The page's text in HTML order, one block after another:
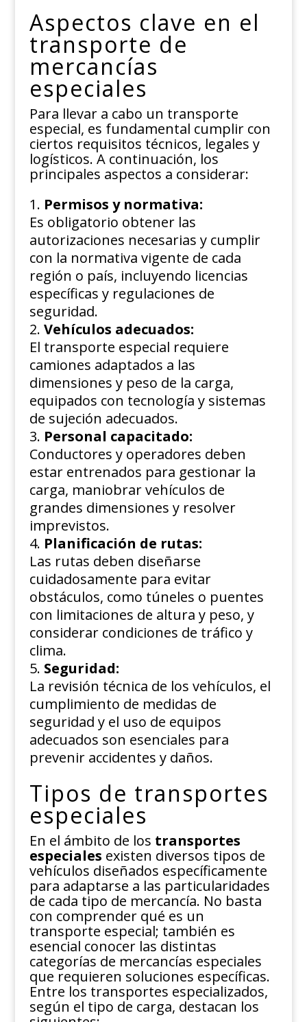
Aspectos clave en el
transporte de
mercancías
especiales
Para llevar a cabo un transporte
especial, es fundamental cumplir con
ciertos requisitos técnicos, legales y
logísticos. A continuación, los
principales aspectos a considerar:
Permisos y normativa:
Es obligatorio obtener las
autorizaciones necesarias y cumplir
con la normativa vigente de cada
región o país, incluyendo licencias
específicas y regulaciones de
seguridad.
Vehículos adecuados:
El transporte especial requiere
camiones adaptados a las
dimensiones y peso de la carga,
equipados con tecnología y sistemas
de sujeción adecuados.
Personal capacitado:
Conductores y operadores deben
estar entrenados para gestionar la
carga, maniobrar vehículos de
grandes dimensiones y resolver
imprevistos.
Planificación de rutas:
Las rutas deben diseñarse
cuidadosamente para evitar
obstáculos, como túneles o puentes
con limitaciones de altura y peso, y
considerar condiciones de tráfico y
clima.
Seguridad:
La revisión técnica de los vehículos, el
cumplimiento de medidas de
seguridad y el uso de equipos
adecuados son esenciales para
prevenir accidentes y daños.
Tipos de transportes
especiales
En el ámbito de los transportes
especiales existen diversos tipos de
vehículos diseñados específicamente
para adaptarse a las particularidades
de cada tipo de mercancía. No basta
con comprender qué es un
transporte especial; también es
esencial conocer las distintas
categorías de mercancías especiales
que requieren soluciones específicas.
Entre los transportes especializados,
según el tipo de carga, destacan los